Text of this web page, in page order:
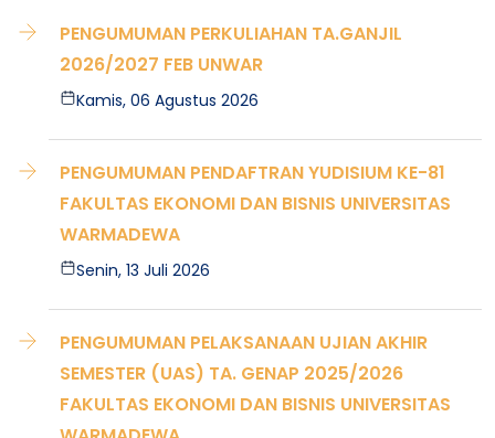
PENGUMUMAN PERKULIAHAN TA.GANJIL
2026/2027 FEB UNWAR
Kamis, 06 Agustus 2026
PENGUMUMAN PENDAFTRAN YUDISIUM KE-81
FAKULTAS EKONOMI DAN BISNIS UNIVERSITAS
WARMADEWA
Senin, 13 Juli 2026
PENGUMUMAN PELAKSANAAN UJIAN AKHIR
SEMESTER (UAS) TA. GENAP 2025/2026
FAKULTAS EKONOMI DAN BISNIS UNIVERSITAS